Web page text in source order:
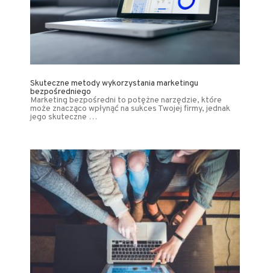
Skuteczne metody wykorzystania marketingu
bezpośredniego
Marketing bezpośredni to potężne narzędzie, które
może znacząco wpłynąć na sukces Twojej firmy, jednak
jego skuteczne …